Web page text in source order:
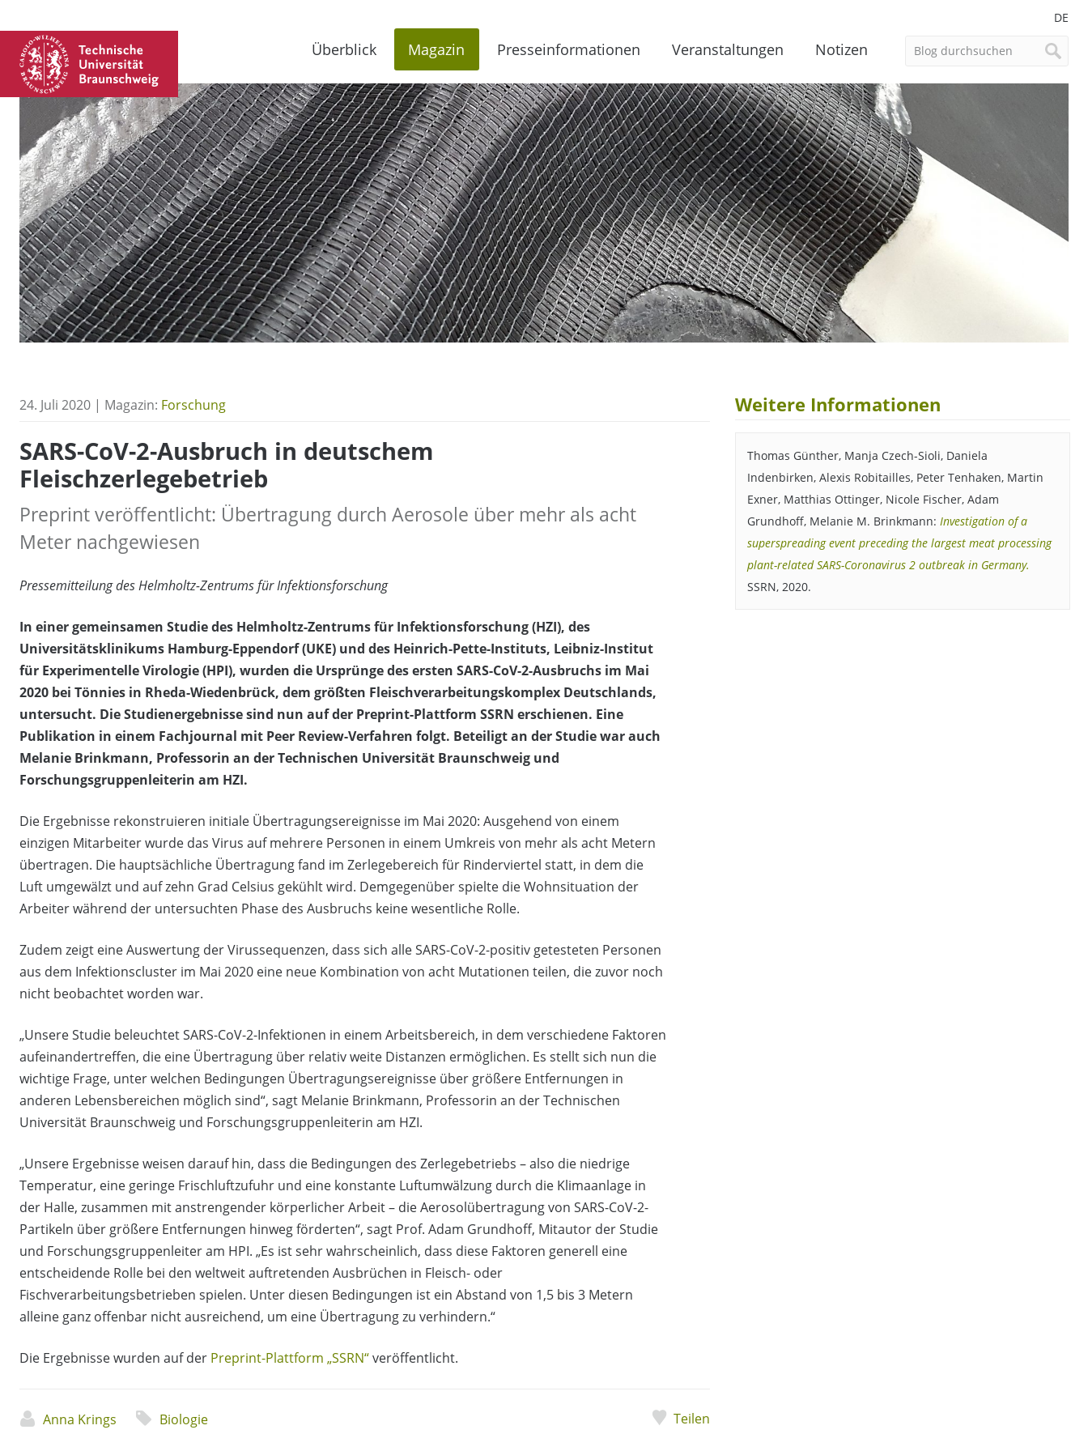
DE
Überblick Magazin Presseinformationen Veranstaltungen Notizen
24. Juli 2020 | Magazin: Forschung
SARS-CoV-2-Ausbruch in deutschem
Fleischzerlegebetrieb
Preprint veröffentlicht: Übertragung durch Aerosole über mehr als acht
Meter nachgewiesen
Pressemitteilung des Helmholtz-Zentrums für Infektionsforschung
In einer gemeinsamen Studie des Helmholtz-Zentrums für Infektionsforschung (HZI), des
Universitätsklinikums Hamburg-Eppendorf (UKE) und des Heinrich-Pette-Instituts, Leibniz-Institut
für Experimentelle Virologie (HPI), wurden die Ursprünge des ersten SARS-CoV-2-Ausbruchs im Mai
2020 bei Tönnies in Rheda-Wiedenbrück, dem größten Fleischverarbeitungskomplex Deutschlands,
untersucht. Die Studienergebnisse sind nun auf der Preprint-Plattform SSRN erschienen. Eine
Publikation in einem Fachjournal mit Peer Review-Verfahren folgt. Beteiligt an der Studie war auch
Melanie Brinkmann, Professorin an der Technischen Universität Braunschweig und
Forschungsgruppenleiterin am HZI.
Die Ergebnisse rekonstruieren initiale Übertragungsereignisse im Mai 2020: Ausgehend von einem
einzigen Mitarbeiter wurde das Virus auf mehrere Personen in einem Umkreis von mehr als acht Metern
übertragen. Die hauptsächliche Übertragung fand im Zerlegebereich für Rinderviertel statt, in dem die
Luft umgewälzt und auf zehn Grad Celsius gekühlt wird. Demgegenüber spielte die Wohnsituation der
Arbeiter während der untersuchten Phase des Ausbruchs keine wesentliche Rolle.
Zudem zeigt eine Auswertung der Virussequenzen, dass sich alle SARS-CoV-2-positiv getesteten Personen
aus dem Infektionscluster im Mai 2020 eine neue Kombination von acht Mutationen teilen, die zuvor noch
nicht beobachtet worden war.
„Unsere Studie beleuchtet SARS-CoV-2-Infektionen in einem Arbeitsbereich, in dem verschiedene Faktoren
aufeinandertreffen, die eine Übertragung über relativ weite Distanzen ermöglichen. Es stellt sich nun die
wichtige Frage, unter welchen Bedingungen Übertragungsereignisse über größere Entfernungen in
anderen Lebensbereichen möglich sind“, sagt Melanie Brinkmann, Professorin an der Technischen
Universität Braunschweig und Forschungsgruppenleiterin am HZI.
„Unsere Ergebnisse weisen darauf hin, dass die Bedingungen des Zerlegebetriebs – also die niedrige
Temperatur, eine geringe Frischluftzufuhr und eine konstante Luftumwälzung durch die Klimaanlage in
der Halle, zusammen mit anstrengender körperlicher Arbeit – die Aerosolübertragung von SARS-CoV-2-
Partikeln über größere Entfernungen hinweg förderten“, sagt Prof. Adam Grundhoff, Mitautor der Studie
und Forschungsgruppenleiter am HPI. „Es ist sehr wahrscheinlich, dass diese Faktoren generell eine
entscheidende Rolle bei den weltweit auftretenden Ausbrüchen in Fleisch- oder
Fischverarbeitungsbetrieben spielen. Unter diesen Bedingungen ist ein Abstand von 1,5 bis 3 Metern
alleine ganz offenbar nicht ausreichend, um eine Übertragung zu verhindern.“
Die Ergebnisse wurden auf der Preprint-Plattform „SSRN“veröffentlicht.
Anna Krings Biologie Teilen
Weitere Informationen
Thomas Günther, Manja Czech-Sioli, Daniela
Indenbirken, Alexis Robitailles, Peter Tenhaken, Martin
Exner, Matthias Ottinger, Nicole Fischer, Adam
Grundhoff, Melanie M. Brinkmann:Investigation of a
superspreading event preceding the largest meat processing
plant-related SARS-Coronavirus 2 outbreak in Germany.
SSRN, 2020.